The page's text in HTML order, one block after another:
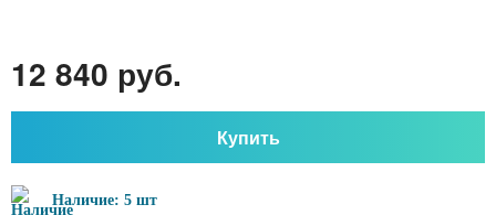
12 840 руб.
Купить
Наличие: 5 шт